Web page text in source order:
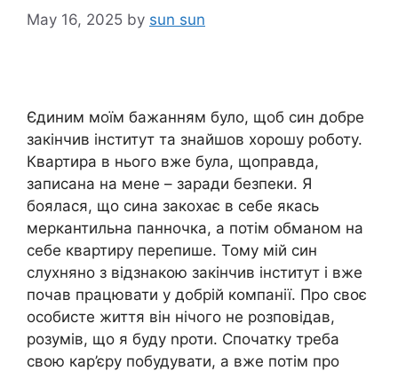
May 16, 2025 by sun sun
Єдиним моїм бажанням було, щоб син добре
закінчив інститут та знайшов хорошу роботу.
Квартира в нього вже була, щоправда,
записана на мене – заради безпеки. Я
боялася, що сина закохає в себе якась
меркантильна панночка, а потім обманом на
себе квартиру перепише. Тому мій син
слухняно з відзнакою закінчив інститут і вже
почав працювати у добрій компанії. Про своє
особисте життя він нічого не розповідав,
розумів, що я буду nроти. Спочатку треба
свою кар’єру побудувати, а вже потім про